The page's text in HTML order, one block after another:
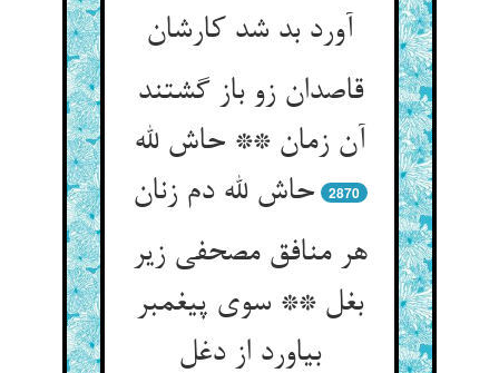
آورد بد شد کارشان‏
قاصدان زو باز گشتند
آن زمان ** حاش لله
حاش لله دم زنان‏
2870
هر منافق مصحفی زیر
بغل ** سوی پیغمبر
بیاورد از دغل‏